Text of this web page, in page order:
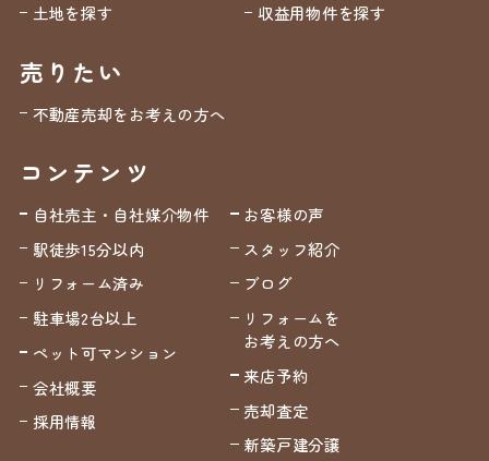
土地を探す
収益用物件を探す
売りたい
不動産売却をお考えの方へ
コンテンツ
自社売主・自社媒介物件
駅徒歩15分以内
リフォーム済み
駐車場2台以上
ペット可マンション
会社概要
採用情報
お客様の声
スタッフ紹介
ブログ
リフォームを
お考えの方へ
来店予約
売却査定
新築戸建分譲